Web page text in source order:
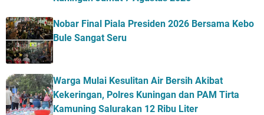
Nobar Final Piala Presiden 2026 Bersama Kebo
Bule Sangat Seru
Warga Mulai Kesulitan Air Bersih Akibat
Kekeringan, Polres Kuningan dan PAM Tirta
Kamuning Salurakan 12 Ribu Liter